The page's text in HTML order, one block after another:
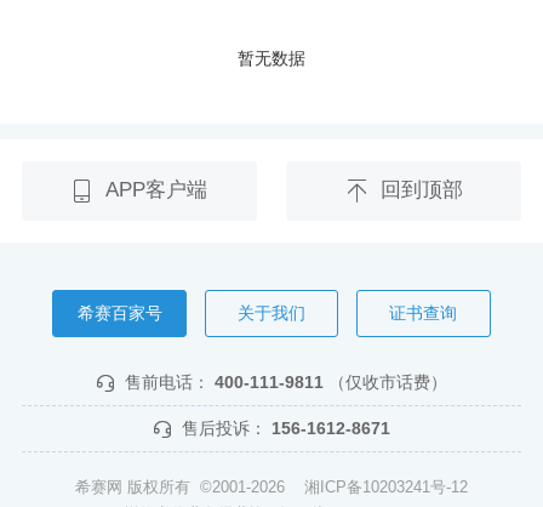
暂无数据
APP客户端 回到顶部
希赛百家号 关于我们 证书查询
售前电话： 400-111-9811 （仅收市话费）
售后投诉： 156-1612-8671
希赛网 版权所有 ©2001-2026 湘ICP备10203241号-12